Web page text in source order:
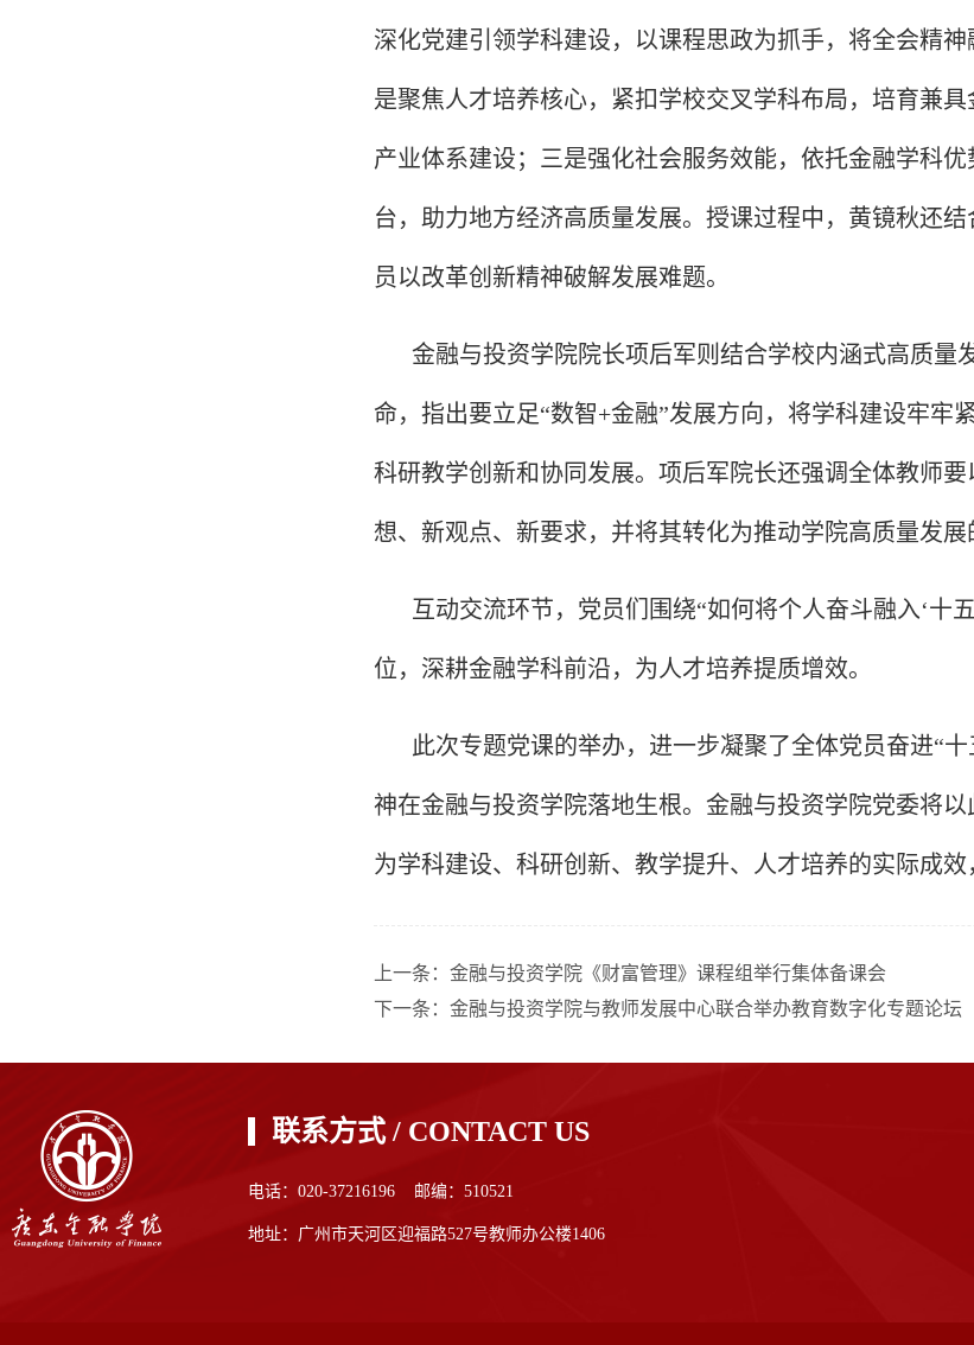
深化党建引领学科建设，以课程思政为抓手，将全会精
是聚焦人才培养核心，紧扣学校交叉学科布局，培育兼
产业体系建设；三是强化社会服务效能，依托金融学科
台，助力地方经济高质量发展。授课过程中，黄镜秋还
员以改革创新精神破解发展难题。
金融与投资学院院长项后军则结合学校内涵式高质
命，指出要立足“数智+金融”发展方向，将学科建设牢牢
科研教学创新和协同发展。项后军院长还强调全体教师
想、新观点、新要求，并将其转化为推动学院高质量发展
互动交流环节，党员们围绕“如何将个人奋斗融入‘十
位，深耕金融学科前沿，为人才培养提质增效。
此次专题党课的举办，进一步凝聚了全体党员奋进“
神在金融与投资学院落地生根。金融与投资学院党委将
为学科建设、科研创新、教学提升、人才培养的实际成效
上一条： 金融与投资学院《财富管理》课程组举行集体备课会
下一条： 金融与投资学院与教师发展中心联合举办教育数字化专题论坛
联系方式 / CONTACT US
电话：020-37216196 邮编：510521
地址：广州市天河区迎福路527号教师办公楼1406